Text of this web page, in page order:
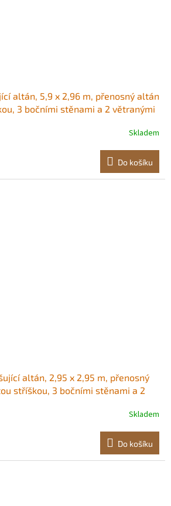
altán, 5,9 x 2,96 m, přenosný altán
3 bočními stěnami a 2 větranými
zahradu, párty, parkováníSkladem
Do košíku
altán, 2,95 x 2,95 m, přenosný
stříškou, 3 bočními stěnami a 2
terasu, zahradu, párty, parkování
Skladem
Do košíku